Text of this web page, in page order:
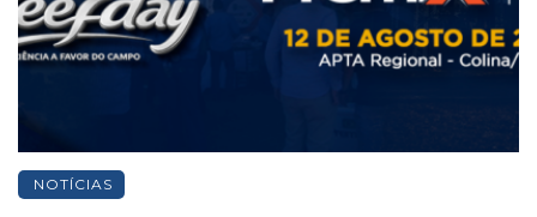
NOTÍCIAS